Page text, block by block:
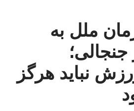
ملل به
نباید هرگز